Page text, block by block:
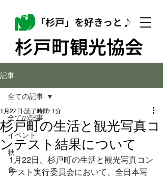
「杉戸」を好きっと♪
杉戸町観光協会
記事
全ての記事
イベント
秋
食
全ての記事
杉戸町の生活と観光写真コ
ンテスト結果について
1月22日 読了時間: 1分
1月22日、杉戸町の生活と観光写真コン
テスト実行委員会において、全日本写